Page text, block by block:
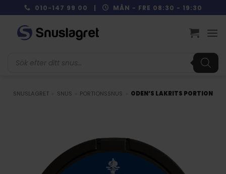
to
content
010-147 99 00 | MÅN - FRE 08:30 - 19:30
SNUSLAGRET SNUS PORTIONSSNUS ODEN’S LAKRITS PORTION